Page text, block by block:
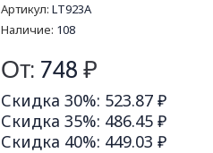
Артикул: LT923A
Наличие: 108
От: 748 ₽
Скидка 30%: 523.87 ₽
Скидка 35%: 486.45 ₽
Скидка 40%: 449.03 ₽